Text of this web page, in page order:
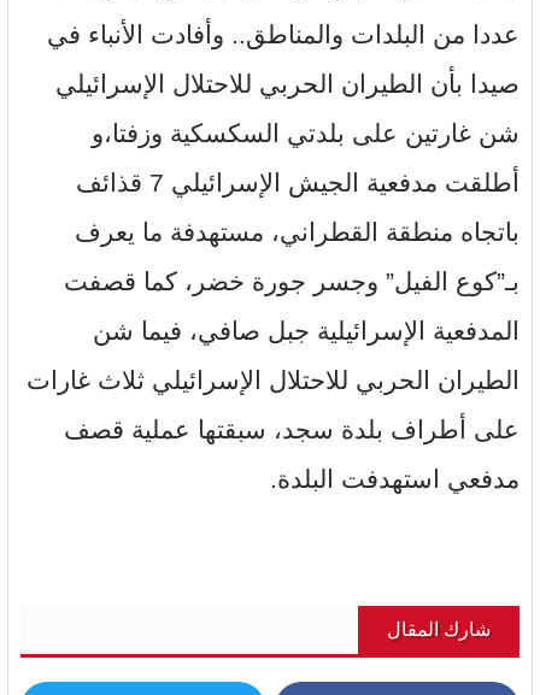
عددا من البلدات والمناطق.. وأفادت الأنباء في
صيدا بأن الطيران الحربي للاحتلال الإسرائيلي
شن غارتين على بلدتي السكسكية وزفتا،و
أطلقت مدفعية الجيش الإسرائيلي 7 قذائف
باتجاه منطقة القطراني، مستهدفة ما يعرف
بـ”كوع الفيل” وجسر جورة خضر، كما قصفت
المدفعية الإسرائيلية جبل صافي، فيما شن
الطيران الحربي للاحتلال الإسرائيلي ثلاث غارات
على أطراف بلدة سجد، سبقتها عملية قصف
مدفعي استهدفت البلدة.
شارك المقال